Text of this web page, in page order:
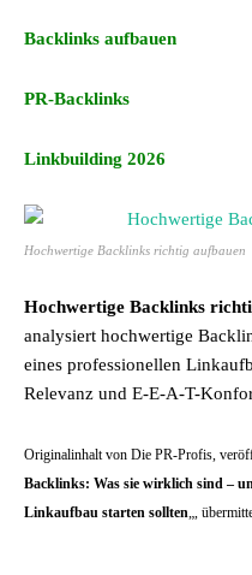
Backlinks aufbauen
PR-Backlinks
Linkbuilding 2026
Hochwertige Backlinks richtig aufbauen
Hochwertige Backlinks
analysiert hochwertige
eines professionellen
Relevanz und E-E-A-T-
Originalinhalt von Die PR-Profis,
Backlinks: Was sie wirklich sind –
Linkaufbau starten sollten„,